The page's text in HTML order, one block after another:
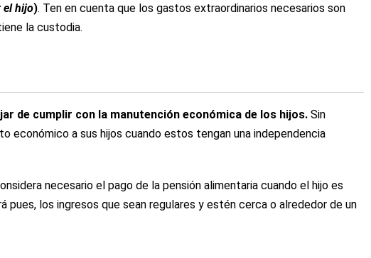
el hijo). Ten en cuenta que los gastos extraordinarios necesarios son
la custodia.
de cumplir con la manutención económica de los hijos. Sin
económico a sus hijos cuando estos tengan una independencia
necesario el pago de la pensión alimentaria cuando el hijo es
los ingresos que sean regulares y estén cerca o alrededor de un